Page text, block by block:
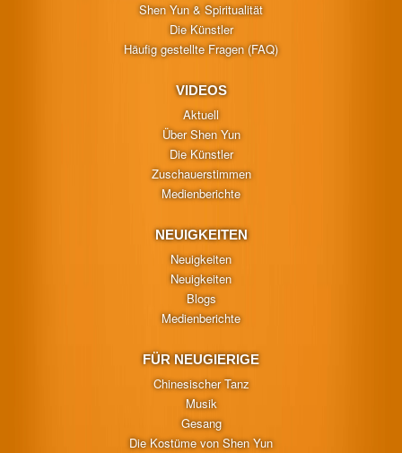
Shen Yun & Spiritualität
Die Künstler
Häufig gestellte Fragen (FAQ)
VIDEOS
Aktuell
Über Shen Yun
Die Künstler
Zuschauerstimmen
Medienberichte
NEUIGKEITEN
Neuigkeiten
Neuigkeiten
Blogs
Medienberichte
FÜR NEUGIERIGE
Chinesischer Tanz
Musik
Gesang
Die Kostüme von Shen Yun